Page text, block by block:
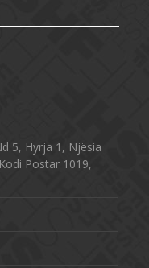
5, Hyrja 1, Njësia
Postar 1019,